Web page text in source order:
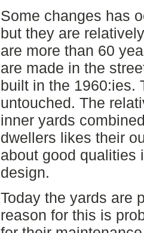
Some changes has
but they are
are more than 60
are made in the
built in the 1960:ies.
untouched. The
inner yards
dwellers likes their
about good qualities
design.
Today the yards are
reason for this is